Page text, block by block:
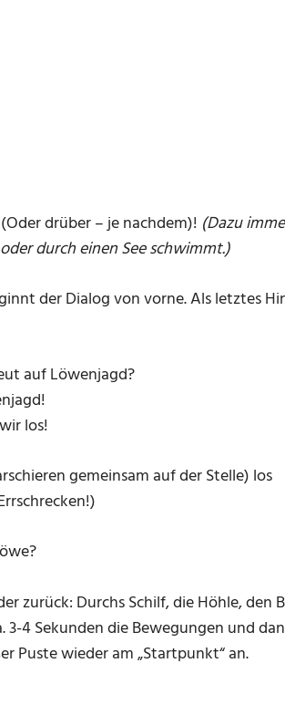
drüber – je nachdem)! (Dazu
durch einen See schwimmt.)
der Dialog von vorne. Als letztes
auf Löwenjagd?
los!
gemeinsam auf der Stelle) los
zurück: Durchs Schilf, die Höhle, den
3-4 Sekunden die Bewegungen und
Puste wieder am „Startpunkt“ an.